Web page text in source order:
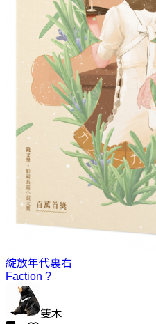
綻放年代裏右
Faction ?
雙木